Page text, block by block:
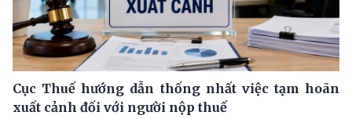
Cục Thuế hướng dẫn thống nhất việc tạm hoãn
xuất cảnh đối với người nộp thuế